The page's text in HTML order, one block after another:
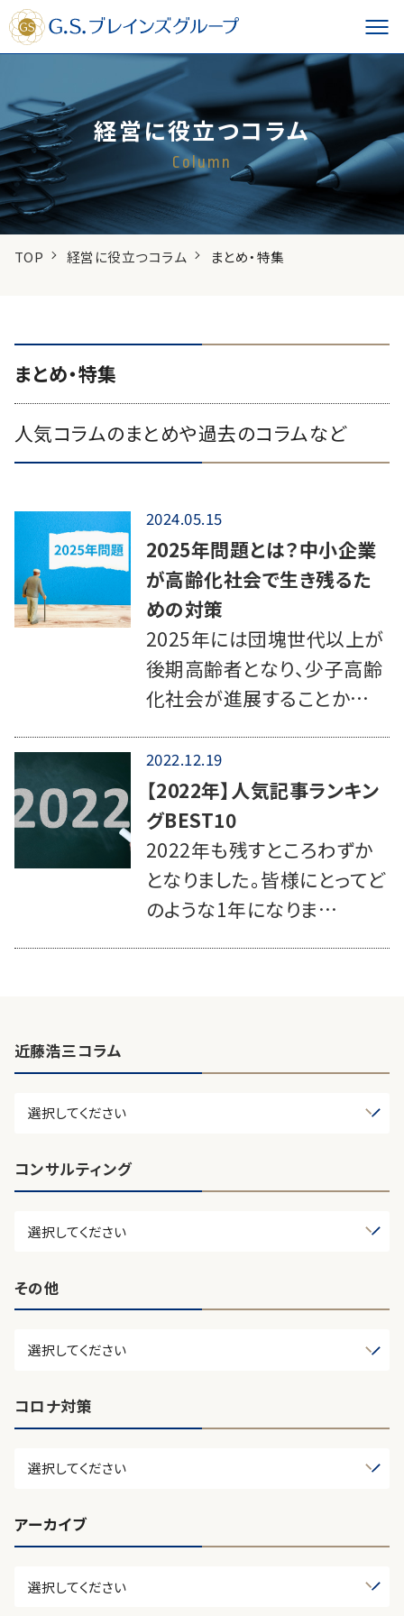
経営に役立つコラム
Column
TOP 経営に役立つコラム まとめ・特集
まとめ・特集
人気コラムのまとめや過去のコラムなど
2024.05.15
2025年問題とは？中小企業
が高齢化社会で生き残るた
めの対策
2025年には団塊世代以上が
後期高齢者となり、少子高齢
化社会が進展することか…
2022.12.19
【2022年】人気記事ランキン
グBEST10
2022年も残すところわずか
となりました。皆様にとってど
のような1年になりま…
近藤浩三コラム
コンサルティング
その他
コロナ対策
アーカイブ